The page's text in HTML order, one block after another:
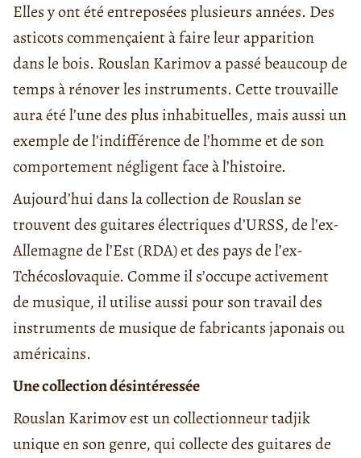
Elles y ont été entreposées plusieurs années. Des
asticots commençaient à faire leur apparition
dans le bois. Rouslan Karimov a passé beaucoup de
temps à rénover les instruments. Cette trouvaille
aura été l’une des plus inhabituelles, mais aussi un
exemple de l’indifférence de l’homme et de son
comportement négligent face à l’histoire.
Aujourd’hui dans la collection de Rouslan se
trouvent des guitares électriques d’URSS, de l’ex-
Allemagne de l’Est (RDA) et des pays de l’ex-
Tchécoslovaquie. Comme il s’occupe activement
de musique, il utilise aussi pour son travail des
instruments de musique de fabricants japonais ou
américains.
Une collection désintéressée
Rouslan Karimov est un collectionneur tadjik
unique en son genre, qui collecte des guitares de